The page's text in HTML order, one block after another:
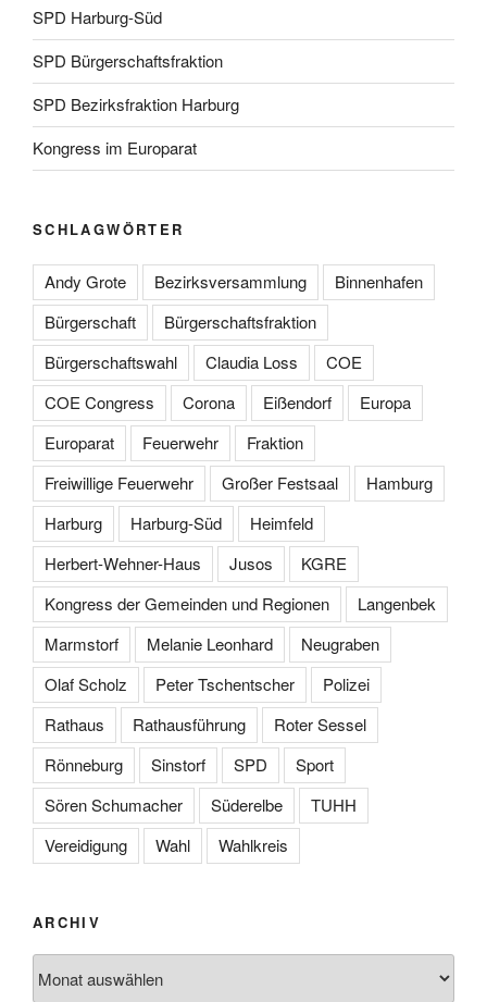
SPD Harburg-Süd
SPD Bürgerschaftsfraktion
SPD Bezirksfraktion Harburg
Kongress im Europarat
SCHLAGWÖRTER
Andy Grote Bezirksversammlung
Binnenhafen
Bürgerschaft
Bürgerschaftsfraktion
Bürgerschaftswahl
Claudia Loss
COE
COE Congress
Corona Eißendorf
Europa
Europarat
Feuerwehr
Fraktion
Freiwillige Feuerwehr
Großer Festsaal
Hamburg
Harburg
Harburg-Süd
Heimfeld
Herbert-Wehner-Haus
Jusos
KGRE
Kongress der Gemeinden und Regionen
Langenbek
Marmstorf
Melanie Leonhard
Neugraben
Olaf Scholz
Peter Tschentscher
Polizei
Rathaus
Rathausführung
Roter Sessel
Rönneburg
Sinstorf SPD
Sport
Sören Schumacher
Süderelbe
TUHH
Vereidigung
Wahl Wahlkreis
ARCHIV